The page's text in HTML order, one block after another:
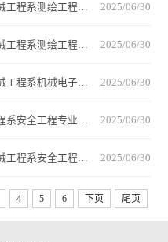
2025/06/30
2025/06/30
2025/06/30
2025/06/30
2025/06/30
4 5 6 下页 尾页